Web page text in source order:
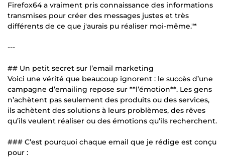
Firefox64 a vraiment pris connaissance des informations
transmises pour créer des messages justes et très
différents de ce que j'aurais pu réaliser moi-même."*
---
## Un petit secret sur l’email marketing
Voici une vérité que beaucoup ignorent : le succès d’une
campagne d’emailing repose sur **l’émotion**. Les gens
n’achètent pas seulement des produits ou des services,
ils achètent des solutions à leurs problèmes, des rêves
qu’ils veulent réaliser ou des émotions qu’ils recherchent.
### C’est pourquoi chaque email que je rédige est conçu
pour :